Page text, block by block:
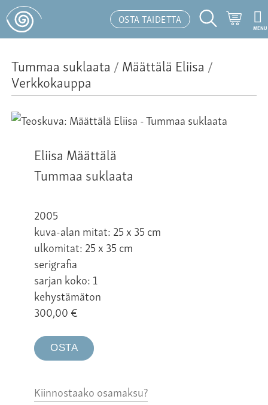
OSTA TAIDETTA
Hakutoiminto
MENU
Tummaa suklaata /Määttälä Eliisa /
Verkkokauppa
Eliisa Määttälä
Tummaa suklaata
2005
kuva-alan mitat: 25 x 35 cm
ulkomitat: 25 x 35 cm
serigrafia
sarjan koko: 1
kehystämäton
300,00€
OSTA
Kiinnostaako osamaksu?